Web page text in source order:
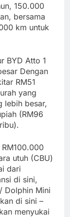
150.000
bersama
km untuk
BYD Atto 1
Dengan
RM51
yang
lebih besar,
(RM96
utuh (CBU)
dari
di sini,
Dolphin Mini
di sini –
menyukai